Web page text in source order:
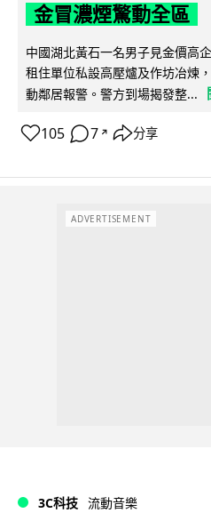
金冒濃煙驚動全區
中國湖北黃石一名男子見金價高
租住單位私設高壓爐及作坊冶煉
動鄰居報警。警方到場揭發整...
105 7 ↗ 分享
ADVERTISEMENT
3C科技 流動音樂